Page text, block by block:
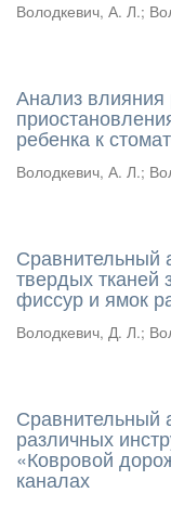
Володкевич, А. Л.;
Анализ
ребенка к
Володкевич, А. Л.;
Сравнительный
твердых тканей
фиссур и ямок
Володкевич, Д. Л.;
Сравнительный
различных
«Ковровой
каналах